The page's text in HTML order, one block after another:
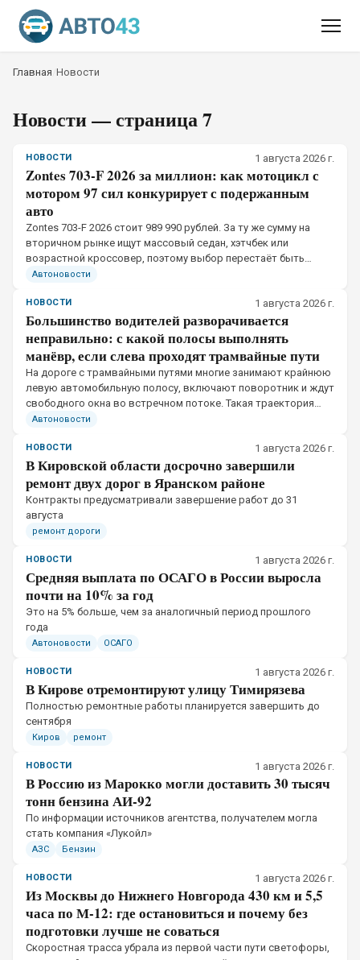
Главная Новости
Новости— страница 7
НОВОСТИ 1 августа 2026 г.
Zontes 703-F 2026 за миллион: как мотоцикл с
мотором 97 сил конкурирует с подержанным
авто
Zontes 703-F 2026 стоит 989 990 рублей. За ту же сумму на
вторичном рынке ищут массовый седан, хэтчбек или
возрастной кроссовер, поэтому выбор перестаёт быть
чисто мотоциклетным.
Автоновости
НОВОСТИ 1 августа 2026 г.
Большинство водителей разворачивается
неправильно: с какой полосы выполнять
манёвр, если слева проходят трамвайные пути
На дороге с трамвайными путями многие занимают крайнюю
левую автомобильную полосу, включают поворотник и ждут
свободного окна во встречном потоке. Такая траектория
выглядит привычно, но при определённом расположении
Автоновости
НОВОСТИ 1 августа 2026 г.
В Кировской области досрочно завершили
ремонт двух дорог в Яранском районе
Контракты предусматривали завершение работ до 31
августа
ремонт дороги
НОВОСТИ 1 августа 2026 г.
Средняя выплата по ОСАГО в России выросла
почти на 10% за год
Это на 5% больше, чем за аналогичный период прошлого
года
Автоновости ОСАГО
НОВОСТИ 1 августа 2026 г.
В Кирове отремонтируют улицу Тимирязева
Полностью ремонтные работы планируется завершить до
сентября
Киров ремонт
НОВОСТИ 1 августа 2026 г.
В Россию из Марокко могли доставить 30 тысяч
тонн бензина АИ-92
По информации источников агентства, получателем могла
стать компания «Лукойл»
АЗС Бензин
НОВОСТИ 1 августа 2026 г.
Из Москвы до Нижнего Новгорода 430 км и 5,5
часа по М-12: где остановиться и почему без
подготовки лучше не соваться
Скоростная трасса убрала из первой части пути светофоры,